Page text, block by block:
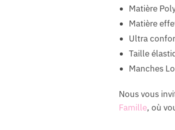
Matière
Matière
Ultra
Taille
Manches
Nous vous
Famille, où